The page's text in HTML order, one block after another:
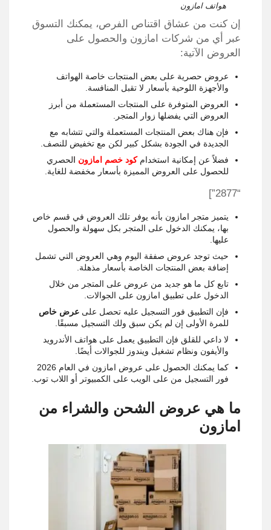
هواتف امازون
إن كنت من عشاق اقتناص الفرص، يمكنك التسوق
عبر أي من شركات امازون والحصول على
العروض الآتية:
عروض حصرية على بعض المنتجات خاصة الهواتف
والأجهزة اللوحية بأسعار لا تقبل المنافسة.
العروض المتوفرة على المنتجات المستعملة من أبرز
العروض التي يفضلها زوار المتجر.
فإن هناك بعض المنتجات المستعملة والتي تتشابه مع
الجديدة في الجودة بشكل كبير لكن مع تخفيض للنصف.
فضلاً عن إمكانية استخدامكود خصم امازون الحصري
للحصول على العروض المميزة بأسعار مخفضة للغاية.
“2877”]
يتميز متجر امازون بأنه يوفر تلك العروض في قسم خاص
بها، يمكنك الدخول على المتجر بكل سهولة والحصول
عليها.
حيث توجد عروض صفقة اليوم وهي العروض التي تشمل
إضافة بعض المنتجات الخاصة بأسعار مذهلة.
تابع كل ما هو جديد من عروض على المتجر من خلال
الدخول على تطبيق امازون على الجوالات.
فإن التطبيق فور التسجيل عليه تحصل على عرض خاص
للمرة الأولى إن لم يكن سبق ولك التسجيل مسبقًا.
لا داعي للقلق فإن التطبيق يعمل على هواتف الأندرويد
والأيفون ونظام تشغيل ويندوز للجوالات أيضًا.
كما يمكنك الحصول على عروض امازون في العام 2026
فور التسجيل من على الويب على الكمبيوتر أو اللاب توب.
ما هي عروض الشحن والشراء من
امازون